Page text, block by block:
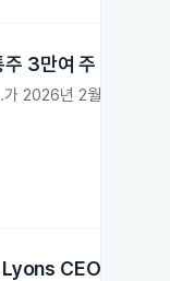
3만여 주 무상 취
년 2월 9일 보통주
CEO 공식 임